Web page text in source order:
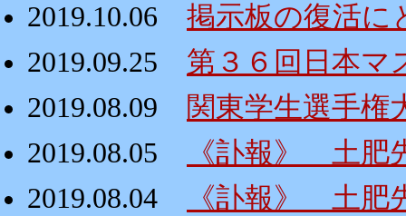
2019.10.06
掲示板の復活に
2019.09.25
第３６回日本マ
2019.08.09
関東学生選手権
2019.08.05
《訃報》 土肥
2019.08.04
《訃報》 土肥